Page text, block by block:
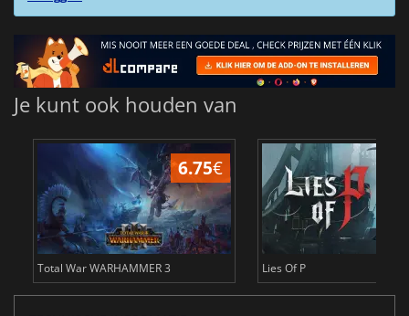
Je kunt ook houden van
6.75€
Total War WARHAMMER 3 Lies Of P